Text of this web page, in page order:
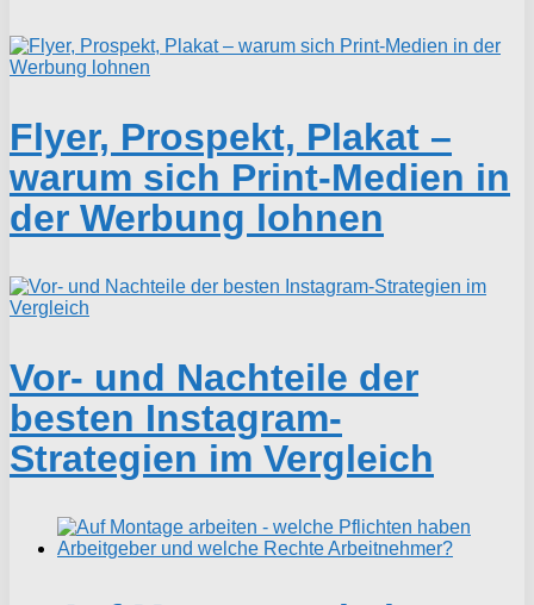
Flyer, Prospekt, Plakat –
warum sich Print-Medien in
der Werbung lohnen
Vor- und Nachteile der
besten Instagram-
Strategien im Vergleich